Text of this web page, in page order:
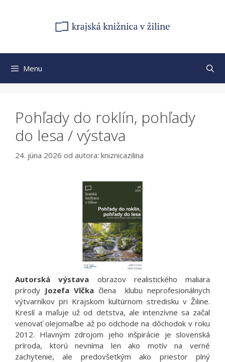
Menu
Pohľady do roklín, pohľady
do lesa / výstava
24. júna 2026 od autora: kniznicazilina
Autorská výstava obrazov realistického maliara
prírody Jozefa Vlčka člena klubu neprofesionálnych
výtvarníkov pri Krajskom kultúrnom stredisku v Žiline.
Kreslí a maľuje už od detstva, ale intenzívne sa začal
venovať olejomaľbe až po odchode na dôchodok v roku
2012. Hlavným zdrojom jeho inšpirácie je slovenská
príroda, ktorú nevníma len ako motív na verné
zachytenie, ale predovšetkým ako priestor plný